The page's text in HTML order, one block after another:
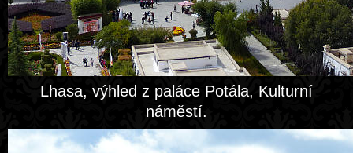
Lhasa, výhled z paláce Potála, Kulturní
náměstí.